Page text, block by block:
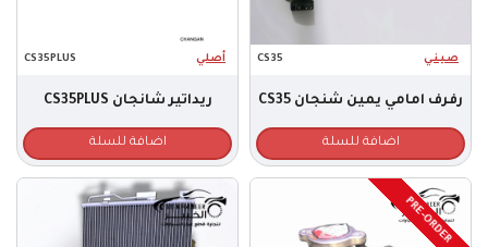
صـيـنـي CS35
رفرف امامي يمين شنجان CS35
اضافة للسلة
أصلي CS35PLUS
ريداتير شانجان CS35PLUS
اضافة للسلة
PRE-ORDER